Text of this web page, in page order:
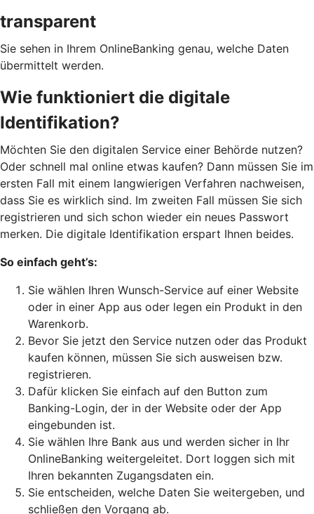
transparent
Sie sehen in Ihrem OnlineBanking genau, welche Daten
übermittelt werden.
Wie funktioniert die digitale
Identifikation?
Möchten Sie den digitalen Service einer Behörde nutzen?
Oder schnell mal online etwas kaufen? Dann müssen Sie im
ersten Fall mit einem langwierigen Verfahren nachweisen,
dass Sie es wirklich sind. Im zweiten Fall müssen Sie sich
registrieren und sich schon wieder ein neues Passwort
merken. Die digitale Identifikation erspart Ihnen beides.
So einfach geht’s:
Sie wählen Ihren Wunsch-Service auf einer Website
oder in einer App aus oder legen ein Produkt in den
Warenkorb.
Bevor Sie jetzt den Service nutzen oder das Produkt
kaufen können, müssen Sie sich ausweisen bzw.
registrieren.
Dafür klicken Sie einfach auf den Button zum
Banking-Login, der in der Website oder der App
eingebunden ist.
Sie wählen Ihre Bank aus und werden sicher in Ihr
OnlineBanking weitergeleitet. Dort loggen sich mit
Ihren bekannten Zugangsdaten ein.
Sie entscheiden, welche Daten Sie weitergeben, und
schließen den Vorgang ab.